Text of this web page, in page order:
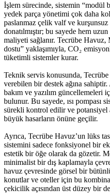
İşlem sürecinde, sistemin “modül
yedek parça yönetimi çok daha
paslanmaz çelik valf ve
donatılmıştır; bu sayede hem
maliyeti sağlanır. Tecrübe Havuz,
dostu” yaklaşımıyla, CO₂
tüketimli sistemler kurar.
Teknik servis konusunda,
verebilen bir destek ağına
bakım ve yazılım
bulunur. Bu sayede, ısı pompası
sürekli kontrol edilir ve potansiyel
büyük hasarların önüne geçilir.
Ayrıca, Tecrübe Havuz’un lüks
sistemini sadece fonksiyonel bir
estetik bir öğe olarak da gözetir.
minimalist bir dış kaplamayla
havuz çevresinde görsel bir
konutlar ve oteller için bu
çekicilik açısından üst düzey bir